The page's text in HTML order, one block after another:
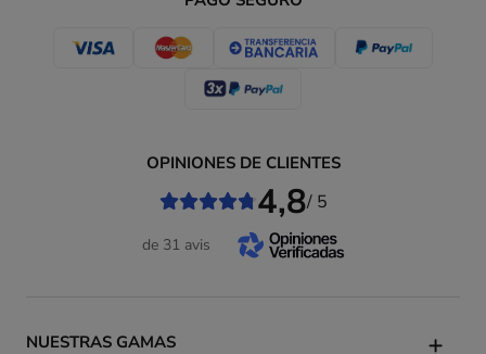
NUESTRAS GAMAS
OPINIONES DE CLIENTES
4,8/ 5
de 31 avis